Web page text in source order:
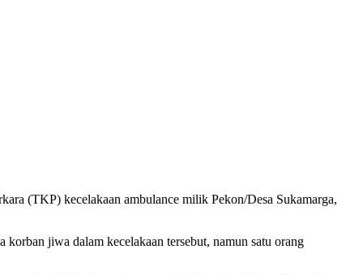
(TKP) kecelakaan ambulance milik Pekon/Desa Sukamarga,
jiwa dalam kecelakaan tersebut, namun satu orang